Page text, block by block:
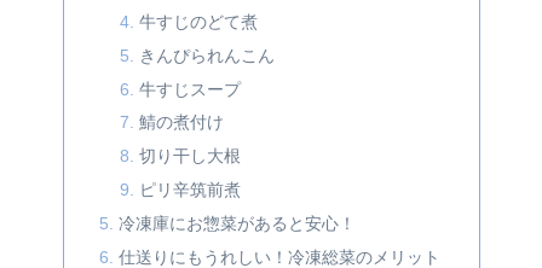
牛すじのどて煮
きんぴられんこん
牛すじスープ
鯖の煮付け
切り干し大根
ピリ辛筑前煮
冷凍庫にお惣菜があると安心！
仕送りにもうれしい！冷凍総菜のメリット